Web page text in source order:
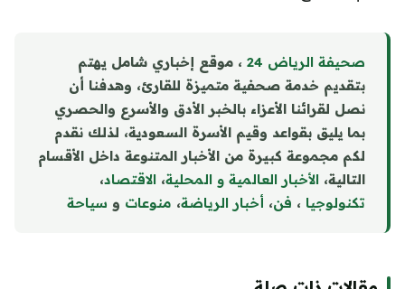
صحيفة الرياض 24
، موقع إخباري شامل يهتم
بتقديم خدمة صحفية متميزة للقارئ، وهدفنا أن
نصل لقرائنا الأعزاء بالخبر الأدق والأسرع والحصري
بما يليق بقواعد وقيم الأسرة السعودية، لذلك نقدم
لكم مجموعة كبيرة من الأخبار المتنوعة داخل الأقسام
التالية، الأخبار العالمية و المحلية، الاقتصاد،
تكنولوجيا ، فن، أخبار الرياضة، منوعات و سياحة